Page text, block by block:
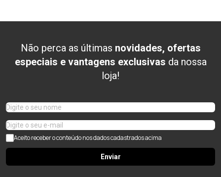
Não perca as últimas novidades, ofertas
especiais e vantagens exclusivas da nossa
loja!
Aceito receber o conteúdo nos dados cadastrados acima
Enviar